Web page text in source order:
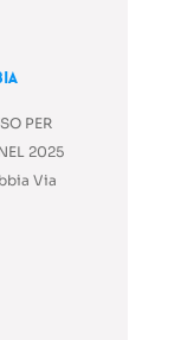
PER
2025
Via